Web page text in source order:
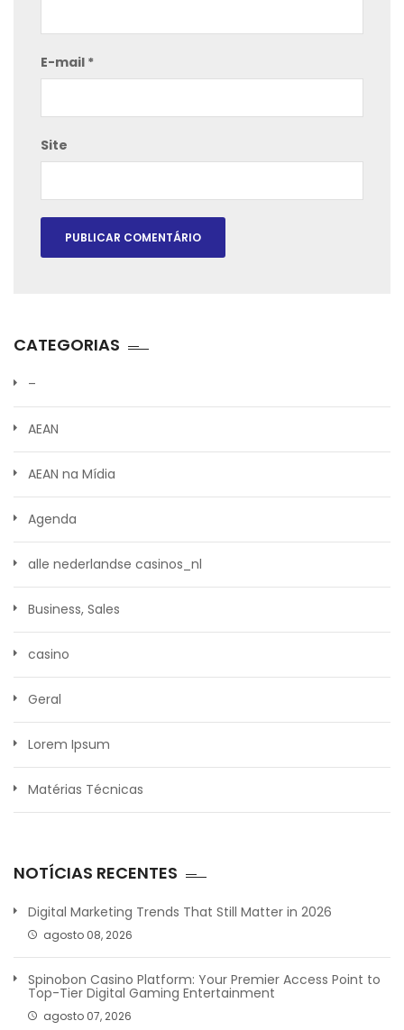
E-mail *
Site
CATEGORIAS
–
AEAN
AEAN na Mídia
Agenda
alle nederlandse casinos_nl
Business, Sales
casino
Geral
Lorem Ipsum
Matérias Técnicas
NOTÍCIAS RECENTES
Digital Marketing Trends That Still Matter in 2026
agosto 08, 2026
Spinobon Casino Platform: Your Premier Access Point to
Top-Tier Digital Gaming Entertainment
agosto 07, 2026